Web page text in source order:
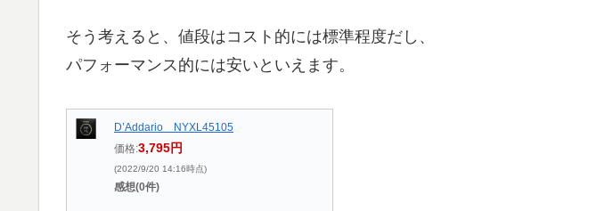
そう考えると、値段はコスト的には標準程度だし、
パフォーマンス的には安いといえます。
D’Addario NYXL45105
価格:3,795円
(2022/9/20 14:16時点)
感想(0件)